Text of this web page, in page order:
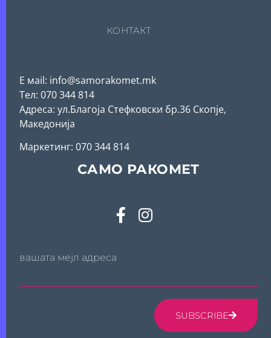
КОНТАКТ
Е мail: info@samorakomet.mk
Тел: 070 344 814
Адреса: ул.Благоја Стефковски бр.36 Скопје,
Македонија
Mаркетинг: 070 344 814
САМО РАКОМЕТ
вашата мејл адреса
SUBSCRIBE